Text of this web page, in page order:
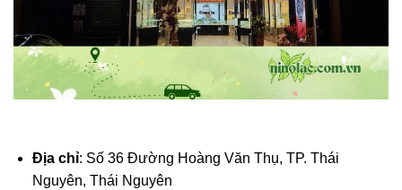
Địa chỉ: Số 36 Đường Hoàng Văn Thụ, TP. Thái
Nguyên, Thái Nguyên